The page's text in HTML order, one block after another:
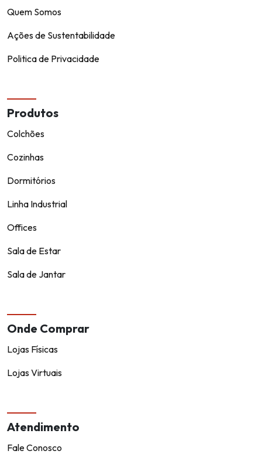
A Kappesperg
Quem Somos
Politica de Privacidade
Produtos
Colchões
Cozinhas
Dormitórios
Linha Industrial
Offices
Sala de Jantar
Onde Comprar
Lojas Virtuais